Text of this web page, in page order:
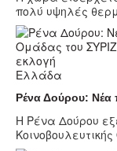
πολύ υψηλές
Ελλάδα
Ρένα Δούρου: Νέα
Η Ρένα Δούρου